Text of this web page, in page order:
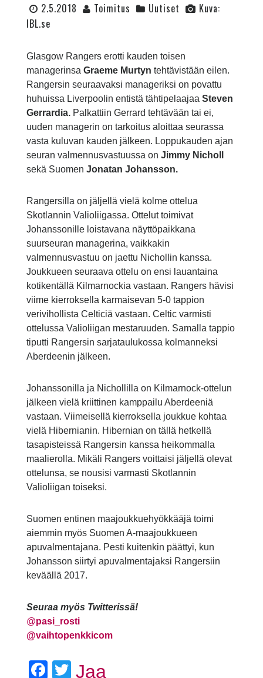
2.5.2018 Toimitus Uutiset
Kuva:
IBL.se
Glasgow Rangers erotti kauden toisen
managerinsa Graeme Murtyn tehtävistään eilen.
Rangersin seuraavaksi manageriksi on povattu
huhuissa Liverpoolin entistä tähtipelaajaa Steven
Gerrardia. Palkattiin Gerrard tehtävään tai ei,
uuden managerin on tarkoitus aloittaa seurassa
vasta kuluvan kauden jälkeen. Loppukauden ajan
seuran valmennusvastuussa on Jimmy Nicholl
sekä Suomen Jonatan Johansson.
Rangersilla on jäljellä vielä kolme ottelua
Skotlannin Valioliigassa. Ottelut toimivat
Johanssonille loistavana näyttöpaikkana
suurseuran managerina, vaikkakin
valmennusvastuu on jaettu Nichollin kanssa.
Joukkueen seuraava ottelu on ensi lauantaina
kotikentällä Kilmarnockia vastaan. Rangers hävisi
viime kierroksella karmaisevan 5-0 tappion
verivihollista Celticiä vastaan. Celtic varmisti
ottelussa Valioliigan mestaruuden. Samalla tappio
tiputti Rangersin sarjataulukossa kolmanneksi
Aberdeenin jälkeen.
Johanssonilla ja Nichollilla on Kilmarnock-ottelun
jälkeen vielä kriittinen kamppailu Aberdeeniä
vastaan. Viimeisellä kierroksella joukkue kohtaa
vielä Hibernianin. Hibernian on tällä hetkellä
tasapisteissä Rangersin kanssa heikommalla
maalierolla. Mikäli Rangers voittaisi jäljellä olevat
ottelunsa, se nousisi varmasti Skotlannin
Valioliigan toiseksi.
Suomen entinen maajoukkuehyökkääjä toimi
aiemmin myös Suomen A-maajoukkueen
apuvalmentajana. Pesti kuitenkin päättyi, kun
Johansson siirtyi apuvalmentajaksi Rangersiin
keväällä 2017.
Seuraa myös Twitterissä!
@pasi_rosti
@vaihtopenkkicom
Facebook
Twitter
Jaa